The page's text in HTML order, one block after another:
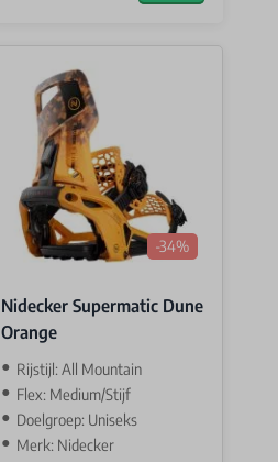
-34%
Nidecker Supermatic Dune
Orange
Rijstijl: All Mountain
Flex: Medium/Stijf
Doelgroep: Uniseks
Merk: Nidecker